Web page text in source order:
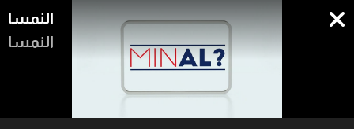
النمسا
النمسا